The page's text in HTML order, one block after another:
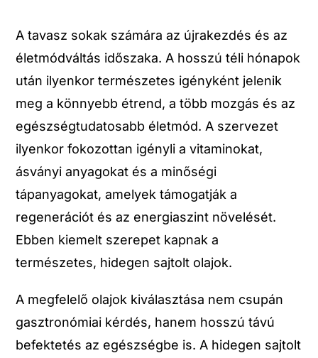
A tavasz sokak számára az újrakezdés és az
életmódváltás időszaka. A hosszú téli hónapok
után ilyenkor természetes igényként jelenik
meg a könnyebb étrend, a több mozgás és az
egészségtudatosabb életmód. A szervezet
ilyenkor fokozottan igényli a vitaminokat,
ásványi anyagokat és a minőségi
tápanyagokat, amelyek támogatják a
regenerációt és az energiaszint növelését.
Ebben kiemelt szerepet kapnak a
természetes, hidegen sajtolt olajok.
A megfelelő olajok kiválasztása nem csupán
gasztronómiai kérdés, hanem hosszú távú
befektetés az egészségbe is. A hidegen sajtolt